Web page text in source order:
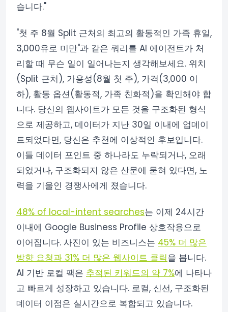
습니다."
"첫 주 8월 Split 근처의 최고의 활동적인 가족 휴일,
3,000유로 미만"과 같은 쿼리를 AI 에이전트가 처
리할 때 무슨 일이 일어나는지 생각해보세요. 위치
(Split 근처), 가용성(8월 첫 주), 가격(3,000 이
하), 활동 옵션(활동적, 가족 친화적)을 확인해야 합
니다. 당신의 웹사이트가 모든 것을 구조화된 형식
으로 제공하고, 데이터가 지난 30일 이내에 업데이
트되었다면, 당신은 추천에 이상적인 후보입니다.
이들 데이터 포인트 중 하나라도 누락되거나, 오래
되었거나, 구조화되지 않은 산문에 묻혀 있다면, 노
력을 기울인 경쟁사에게 졌습니다.
48% of local-intent searches는 이제 24시간
이내에 Google Business Profile 상호작용으로
이어집니다. 사진이 있는 비즈니스는 45% 더 많은
방향 요청과 31% 더 많은 웹사이트 클릭을 봅니다.
AI 기반 로컬 팩은 추적된 키워드의 약 7%에 나타나
고 빠르게 성장하고 있습니다. 로컬, 신선, 구조화된
데이터 이점은 실시간으로 복합되고 있습니다.